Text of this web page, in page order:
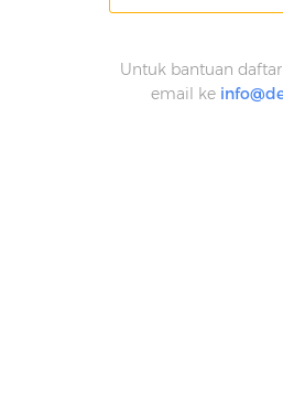
Untuk bantuan
email ke